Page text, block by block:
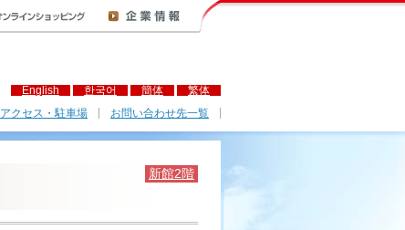
English 한국어 簡体 繁体
アクセス・駐車場 お問い合わせ先一覧
新館2階